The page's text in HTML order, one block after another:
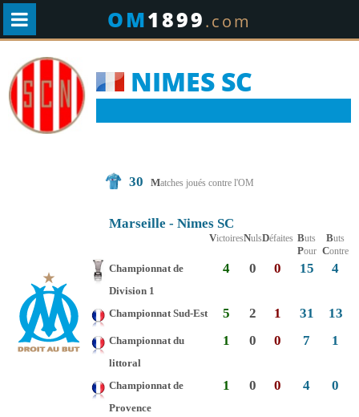
OM1899.com
NIMES SC
30 Matches joués contre l'OM
Marseille - Nimes SC
VictoiresNulsDéfaites Buts
Pour
Buts
Contre
Championnat de
Division 1
4 0 0 15 4
Championnat Sud-Est 5 2 1 31 13
Championnat du
littoral
1 0 0 7 1
Championnat de
Provence
1 0 0 4 0